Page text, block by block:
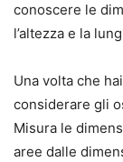
conoscere le
l’altezza e la
Una volta che
considerare gli
Misura le
aree dalle